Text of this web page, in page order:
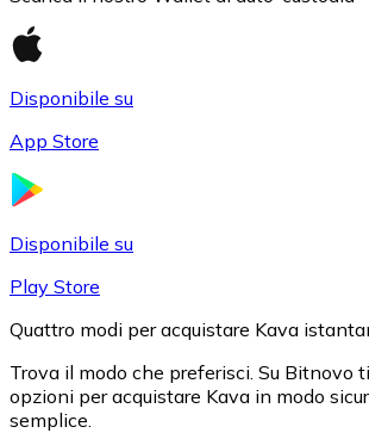
Disponibile su
App Store
Disponibile su
Play Store
Quattro modi per acquistare Kava
Trova il modo che preferisci. Su Bitnovo
opzioni per acquistare Kava in modo
semplice.